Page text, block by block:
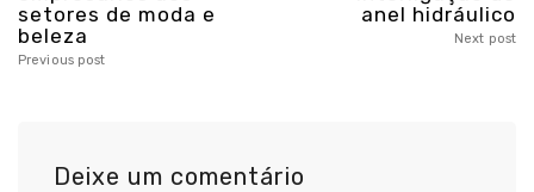
setores de moda e
beleza
Previous post
anel hidráulico
Next post
Deixe um comentário